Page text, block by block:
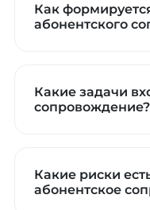
Как
абонентского
Какие задачи
сопровождение?
Какие риски
абонентское